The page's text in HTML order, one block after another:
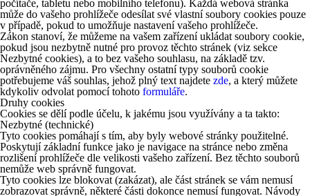
počítače, tabletu nebo mobilního telefonu). Každá webová stránka
může do vašeho prohlížeče odesílat své vlastní soubory cookies pouze
v případě, pokud to umožňuje nastavení vašeho prohlížeče.
Zákon stanoví, že můžeme na vašem zařízení ukládat soubory cookie,
pokud jsou nezbytně nutné pro provoz těchto stránek (viz sekce
Nezbytné cookies), a to bez vašeho souhlasu, na základě tzv.
oprávněného zájmu. Pro všechny ostatní typy souborů cookie
potřebujeme váš souhlas, jehož plný text najdete zde, a který můžete
kdykoliv odvolat pomocí tohoto formuláře.
Druhy cookies
Cookies se dělí podle účelu, k jakému jsou využívány a ta takto:
Nezbytné (technické)
Tyto cookies pomáhají s tím, aby byly webové stránky použitelné.
Poskytují základní funkce jako je navigace na stránce nebo změna
rozlišení prohlížeče dle velikosti vašeho zařízení. Bez těchto souborů
nemůže web správně fungovat.
Tyto cookies lze blokovat (zakázat), ale část stránek se vám nemusí
zobrazovat správně, některé části dokonce nemusí fungovat. Návody